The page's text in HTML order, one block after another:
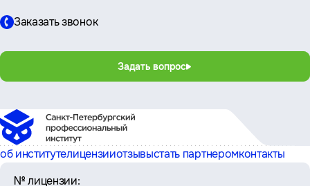
Заказать звонок
Задать вопрос
об институтелицензииотзывыстать партнеромконтакты
№ лицензии: